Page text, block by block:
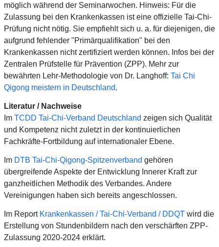
möglich während der Seminarwochen. Hinweis: Für die
Zulassung bei den Krankenkassen ist eine offizielle Tai-Chi-
Prüfung nicht nötig. Sie empfiehlt sich u. a. für diejenigen, die
aufgrund fehlender "Primärqualifikation" bei den
Krankenkassen nicht zertifiziert werden können. Infos bei der
Zentralen Prüfstelle für Prävention (ZPP). Mehr zur
bewährten Lehr-Methodologie von Dr. Langhoff: Tai Chi
Qigong meistern in Deutschland.
Literatur / Nachweise
Im TCDD Tai-Chi-Verband Deutschland zeigen sich Qualität
und Kompetenz nicht zuletzt in der kontinuierlichen
Fachkräfte-Fortbildung auf internationaler Ebene.
Im DTB Tai-Chi-Qigong-Spitzenverband gehören
übergreifende Aspekte der Entwicklung Innerer Kraft zur
ganzheitlichen Methodik des Verbandes. Andere
Vereinigungen haben sich bereits angeschlossen.
Im Report Krankenkassen / Tai-Chi-Verband / DDQT wird die
Erstellung von Stundenbildern nach den verschärften ZPP-
Zulassung 2020-2024 erklärt.